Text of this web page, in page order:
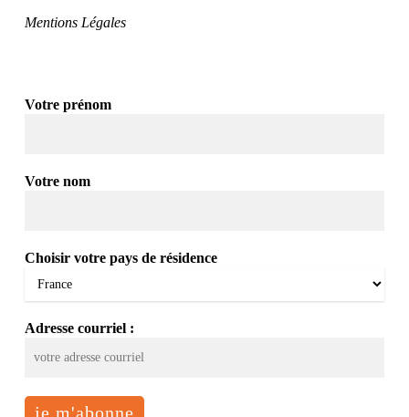
Mentions Légales
Votre prénom
Votre nom
Choisir votre pays de résidence
Adresse courriel :